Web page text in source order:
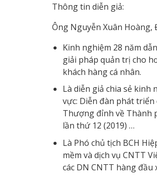
Thông tin diễn giả:
Ông Nguyễn Xuân Hoàng,
Kinh nghiệm 28 năm
giải pháp quản trị cho
khách hàng cá nhân.
Là diễn giả chia sẻ kinh
vực: Diễn đàn phát
Thượng đỉnh về Thành
lần thứ 12 (2019) …
Là Phó chủ tịch BCH
mềm và dịch vụ CNTT
các DN CNTT hàng